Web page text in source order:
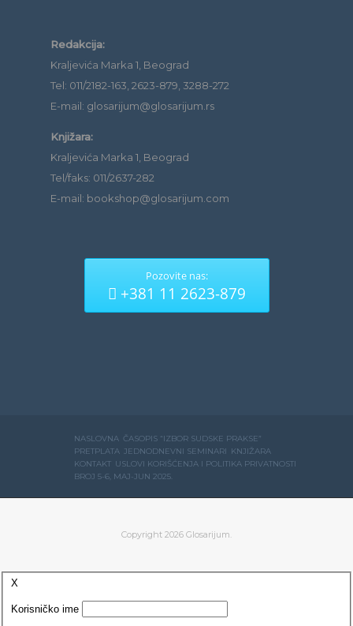
Redakcija:
Kraljevića Marka 1, Beograd
Tel: 011/2182-163, 2623-879, 3288-272
E-mail: glosarijum@glosarijum.rs
Knjižara:
Kraljevića Marka 1, Beograd
Tel/faks: 011/2637-282
E-mail: bookshop@glosarijum.com
Pozovite nas:
+381 11 2623-879
NASLOVNA ČASOPIS “IZBOR SUDSKE PRAKSE”
PRETPLATA JEDNODNEVNI SEMINARI KNJIŽARA
KONTAKT USLOVI KORIŠĆENJA I POLITIKA PRIVATNOSTI
BROJ 5-6, MAJ-JUN 2025.
Copyright 2026 Glosarijum.
X
Korisničko ime